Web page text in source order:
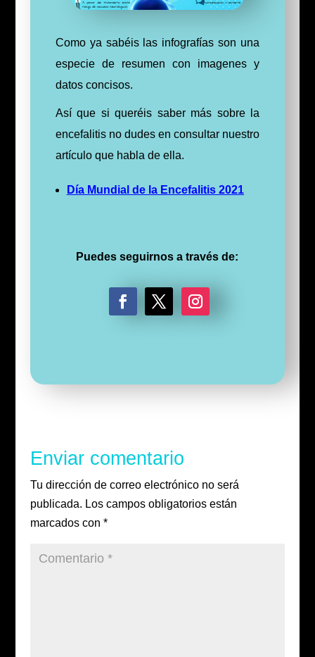
Como ya sabéis las infografías son una
especie de resumen con imagenes y
datos concisos.
Así que si queréis saber más sobre la
encefalitis no dudes en consultar nuestro
artículo que habla de ella.
Día Mundial de la Encefalitis 2021
Puedes seguirnos a través de:
Enviar comentario
Tu dirección de correo electrónico no será
publicada. Los campos obligatorios están
marcados con *